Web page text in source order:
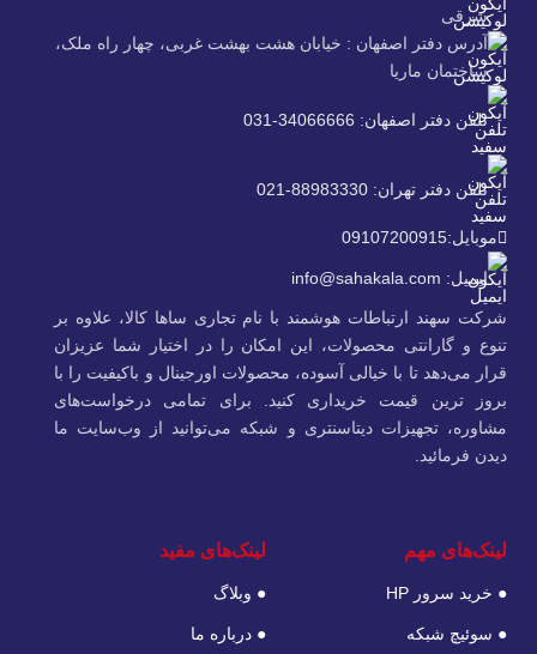
شرقی
آدرس دفتر اصفهان : خیابان هشت بهشت غربی، چهار راه ملک،
ساختمان ماریا
تلفن دفتر اصفهان: 34066666-031
تلفن دفتر تهران: 88983330-021
موبایل:09107200915
ایمیل: info@sahakala.com
شرکت سهند ارتباطات هوشمند با نام تجاری ساها کالا، علاوه‌ بر
تنوع و گارانتی محصولات، این امکان را در اختیار شما عزیزان
قرار می‌دهد تا با خیالی آسوده، محصولات اورجینال و باکیفیت را با
بروز ترین قیمت خریداری کنید. برای تمامی درخواست‌های
مشاوره، تجهیزات دیتاسنتری و شبکه می‌توانید از وب‌سایت ما
دیدن فرمائید.
لینک‌های مهم
● خرید سرور HP
● سوئیچ شبکه
لینک‌های مفید
● وبلاگ
● درباره ما